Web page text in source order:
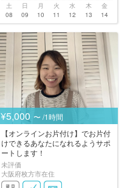
土
08
日
09
月
10
火
11
水
12
木
13
金
14
¥5,000 〜 /1時間
【オンラインお片付け】でお片付
けできるあなたになれるようサポ
ートします！
未評価
大阪府枚方市在住